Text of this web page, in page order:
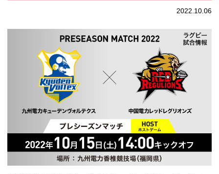
2022.10.06